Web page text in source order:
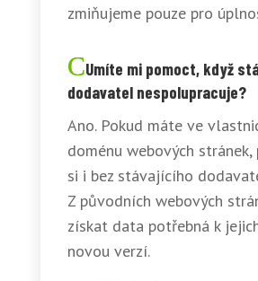
zmiňujeme pouze pro
Umíte mi pomoct, když
dodavatel nespolupracuje?
Ano. Pokud máte ve
doménu webových
si i bez stávajícího
Z původních webových
získat data potřebná k
novou verzí.